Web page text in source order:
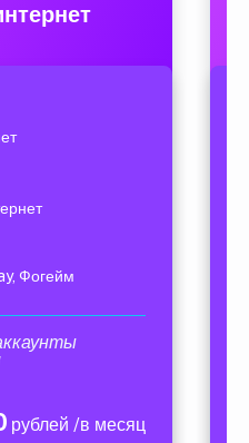
Фогейм
рублей /в месяц